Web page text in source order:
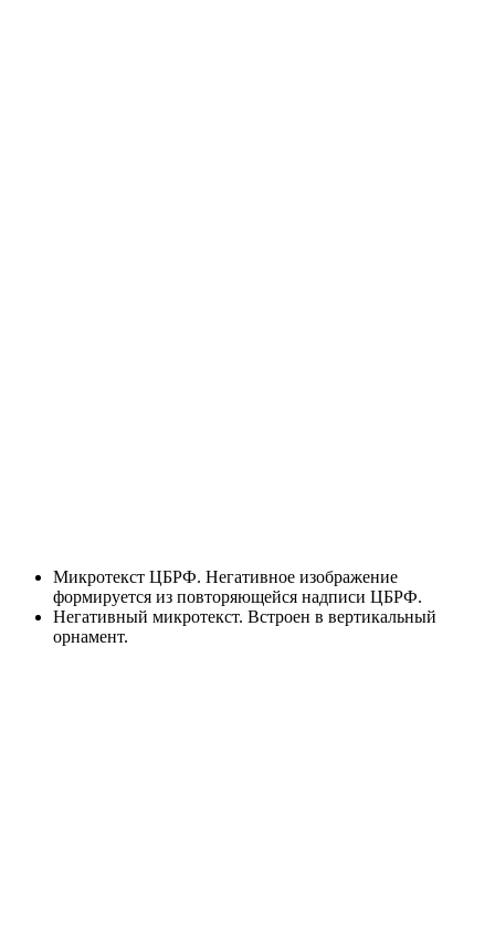
Микротекст ЦБРФ. Негативное изображение
формируется из повторяющейся надписи ЦБРФ.
Негативный микротекст. Встроен в вертикальный
орнамент.